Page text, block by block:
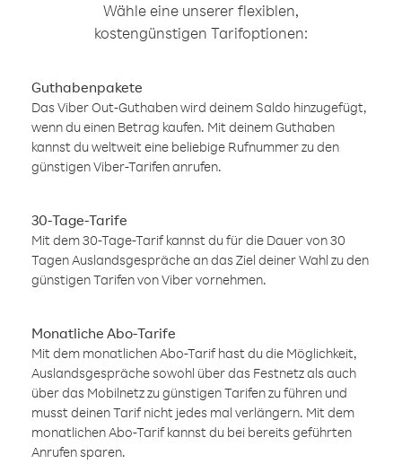
Wähle eine unserer flexiblen,
kostengünstigen Tarifoptionen:
Guthabenpakete
Das Viber Out-Guthaben wird deinem Saldo hinzugefügt,
wenn du einen Betrag kaufen. Mit deinem Guthaben
kannst du weltweit eine beliebige Rufnummer zu den
günstigen Viber-Tarifen anrufen.
30-Tage-Tarife
Mit dem 30-Tage-Tarif kannst du für die Dauer von 30
Tagen Auslandsgespräche an das Ziel deiner Wahl zu den
günstigen Tarifen von Viber vornehmen.
Monatliche Abo-Tarife
Mit dem monatlichen Abo-Tarif hast du die Möglichkeit,
Auslandsgespräche sowohl über das Festnetz als auch
über das Mobilnetz zu günstigen Tarifen zu führen und
musst deinen Tarif nicht jedes mal verlängern. Mit dem
monatlichen Abo-Tarif kannst du bei bereits geführten
Anrufen sparen.